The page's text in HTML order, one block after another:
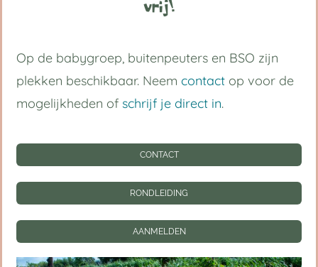
Handige links
Buitenschoolse opvang
Informatie
vrij!
Op de babygroep, buitenpeuters en BSO zijn
plekken beschikbaar. Neem contactop voor de
mogelijkheden of schrijf je direct in.
CONTACT
RONDLEIDING
AANMELDEN